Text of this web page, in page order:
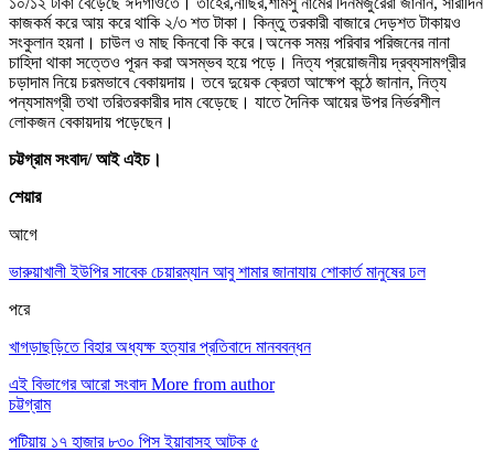
কাজকর্ম করে আয় করে থাকি ২/৩ শত টাকা। কিন্তু তরকারী বাজারে দেড়শত টাকায়ও
সংকুলান হয়না। চাউল ও মাছ কিনবো কি করে।অনেক সময় পরিবার পরিজনের নানা
চাহিদা থাকা সত্তেও পূরন করা অসম্ভব হয়ে পড়ে। নিত্য প্রয়োজনীয় দ্রব্যসামগ্রীর
চড়াদাম নিয়ে চরমভাবে বেকায়দায়। তবে দুয়েক ক্রেতা আক্ষেপ কন্ঠে জানান, নিত্য
পন্যসামগ্রী তথা তরিতরকারীর দাম বেড়েছে। যাতে দৈনিক আয়ের উপর নির্ভরশীল
লোকজন বেকায়দায় পড়েছেন।
চট্টগ্রাম সংবাদ/ আই এইচ।
শেয়ার
আগে
ভারুয়াখালী ইউপির সাবেক চেয়ারম্যান আবু শামার জানাযায় শোকার্ত মানুষের ঢল
পরে
খাগড়াছড়িতে বিহার অধ্যক্ষ হত্যার প্রতিবাদে মানববন্ধন
এই বিভাগের আরো সংবাদ More from author
চট্টগ্রাম
পটিয়ায় ১৭ হাজার ৮৩০ পিস ইয়াবাসহ আটক ৫